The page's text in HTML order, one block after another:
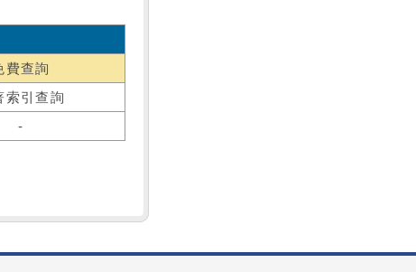
費查詢
索引查詢
-